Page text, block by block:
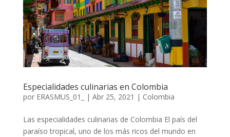
Especialidades culinarias en Colombia
por ERASMUS_01_ | Abr 25, 2021 | Colombia
Las especialidades culinarias de Colombia El país del
paraíso tropical, uno de los más ricos del mundo en